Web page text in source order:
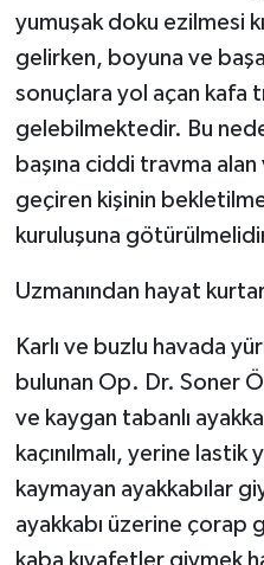
yumuşak doku ezilmesi
gelirken, boyuna ve
sonuçlara yol açan kafa
gelebilmektedir. Bu
başına ciddi travma alan
geçiren kişinin
kuruluşuna
Uzmanından hayat
Karlı ve buzlu havada
bulunan Op. Dr. Soner
ve kaygan tabanlı
kaçınılmalı, yerine lastik
kaymayan ayakkabılar
ayakkabı üzerine çorap
kaba kıyafetler giymek